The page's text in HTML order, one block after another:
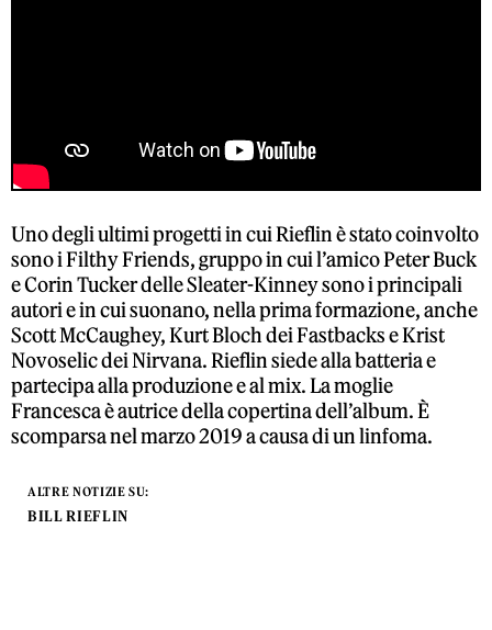
Uno degli ultimi progetti in cui Rieflin è stato coinvolto
sono i Filthy Friends, gruppo in cui l’amico Peter Buck
e Corin Tucker delle Sleater-Kinney sono i principali
autori e in cui suonano, nella prima formazione, anche
Scott McCaughey, Kurt Bloch dei Fastbacks e Krist
Novoselic dei Nirvana. Rieflin siede alla batteria e
partecipa alla produzione e al mix. La moglie
Francesca è autrice della copertina dell’album. È
scomparsa nel marzo 2019 a causa di un linfoma.
ALTRE NOTIZIE SU:
BILL RIEFLIN